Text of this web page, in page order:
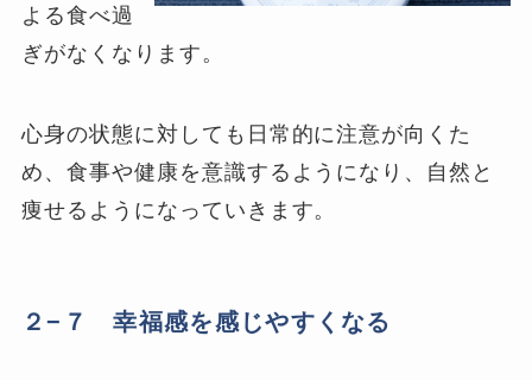
よる食べ過
ぎがなくなります。
心身の状態に対しても日常的に注意が向くた
め、食事や健康を意識するようになり、自然と
痩せるようになっていきます。
２−７ 幸福感を感じやすくなる